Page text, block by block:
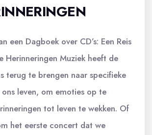
een Dagboek over CD’s: Een Reis
Herinneringen Muziek heeft de
terug te brengen naar specifieke
leven, om emoties op te
tot leven te wekken. Of
het eerste concert dat we